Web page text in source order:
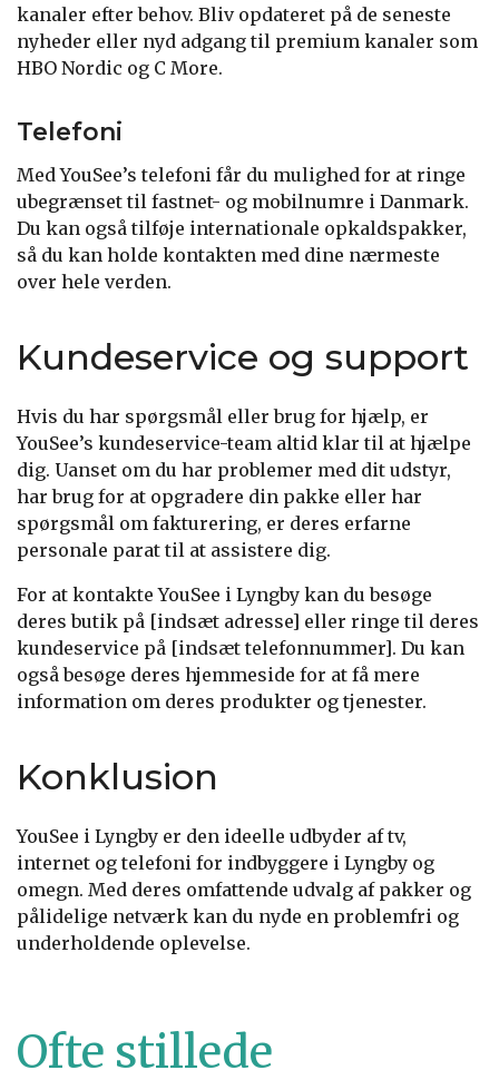
kanaler efter behov. Bliv opdateret på de seneste
nyheder eller nyd adgang til premium kanaler som
HBO Nordic og C More.
Telefoni
Med YouSee’s telefoni får du mulighed for at ringe
ubegrænset til fastnet- og mobilnumre i Danmark.
Du kan også tilføje internationale opkaldspakker,
så du kan holde kontakten med dine nærmeste
over hele verden.
Kundeservice og support
Hvis du har spørgsmål eller brug for hjælp, er
YouSee’s kundeservice-team altid klar til at hjælpe
dig. Uanset om du har problemer med dit udstyr,
har brug for at opgradere din pakke eller har
spørgsmål om fakturering, er deres erfarne
personale parat til at assistere dig.
For at kontakte YouSee i Lyngby kan du besøge
deres butik på [indsæt adresse] eller ringe til deres
kundeservice på [indsæt telefonnummer]. Du kan
også besøge deres hjemmeside for at få mere
information om deres produkter og tjenester.
Konklusion
YouSee i Lyngby er den ideelle udbyder af tv,
internet og telefoni for indbyggere i Lyngby og
omegn. Med deres omfattende udvalg af pakker og
pålidelige netværk kan du nyde en problemfri og
underholdende oplevelse.
Ofte stillede